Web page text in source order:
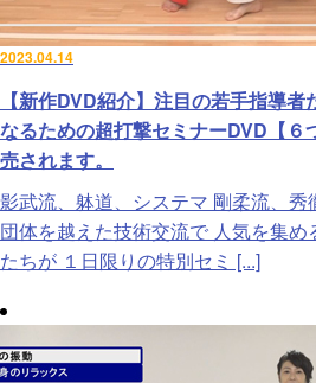
2023.04.14
【新作DVD紹介】注目の若手指導
なるための超打撃セミナーDVD【６
売されます。
影武流、躰道、システマ 剛柔流、
団体を越えた技術交流で 人気を集
たちが １日限りの特別セミ [...]